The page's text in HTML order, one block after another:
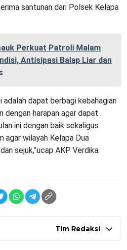
santunan dari Polsek Kelapa
Perkuat Patroli Malam
Antisipasi Balap Liar dan
adalah dapat berbagi kebahagian
dengan harapan agar dapat
ini dengan baik sekaligus
agar wilayah Kelapa Dua
sejuk,”ucap AKP Verdika.
Tim Redaksi